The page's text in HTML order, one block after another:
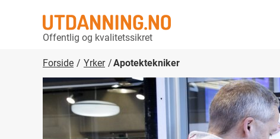
Offentlig og kvalitetssikret
Forside Yrker Apotektekniker